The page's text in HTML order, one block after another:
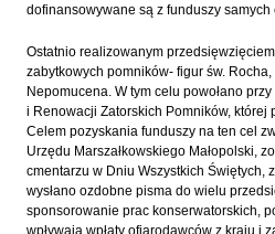
dofinansowywane są z funduszy samych
Ostatnio realizowanym
zabytkowych pomników- figur św.
Nepomucena. W tym celu powołano
i Renowacji Zatorskich Pomników, której
Celem pozyskania funduszy na ten cel
Urzędu Marszałkowskiego Małopolski,
cmentarzu w Dniu Wszystkich Świętych,
wysłano ozdobne pisma do wielu
sponsorowanie prac konserwatorskich,
wpływają wpłaty ofiarodawców z kraju i